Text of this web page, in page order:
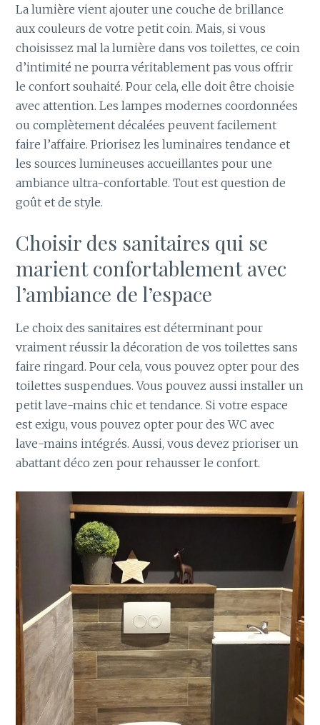
La lumière vient ajouter une couche de brillance
aux couleurs de votre petit coin. Mais, si vous
choisissez mal la lumière dans vos toilettes, ce coin
d’intimité ne pourra véritablement pas vous offrir
le confort souhaité. Pour cela, elle doit être choisie
avec attention. Les lampes modernes coordonnées
ou complètement décalées peuvent facilement
faire l’affaire. Priorisez les luminaires tendance et
les sources lumineuses accueillantes pour une
ambiance ultra-confortable. Tout est question de
goût et de style.
Choisir des sanitaires qui se
marient confortablement avec
l’ambiance de l’espace
Le choix des sanitaires est déterminant pour
vraiment réussir la décoration de vos toilettes sans
faire ringard. Pour cela, vous pouvez opter pour des
toilettes suspendues. Vous pouvez aussi installer un
petit lave-mains chic et tendance. Si votre espace
est exigu, vous pouvez opter pour des WC avec
lave-mains intégrés. Aussi, vous devez prioriser un
abattant déco zen pour rehausser le confort.